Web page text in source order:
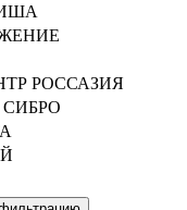
РОССАЗИЯ